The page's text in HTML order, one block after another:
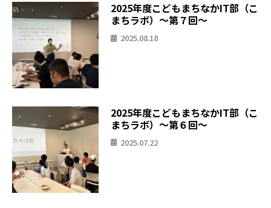
2025年度こどもまちなかIT部（こ
まちラボ）〜第７回〜
2025.08.18
2025年度こどもまちなかIT部（こ
まちラボ）〜第６回〜
2025.07.22